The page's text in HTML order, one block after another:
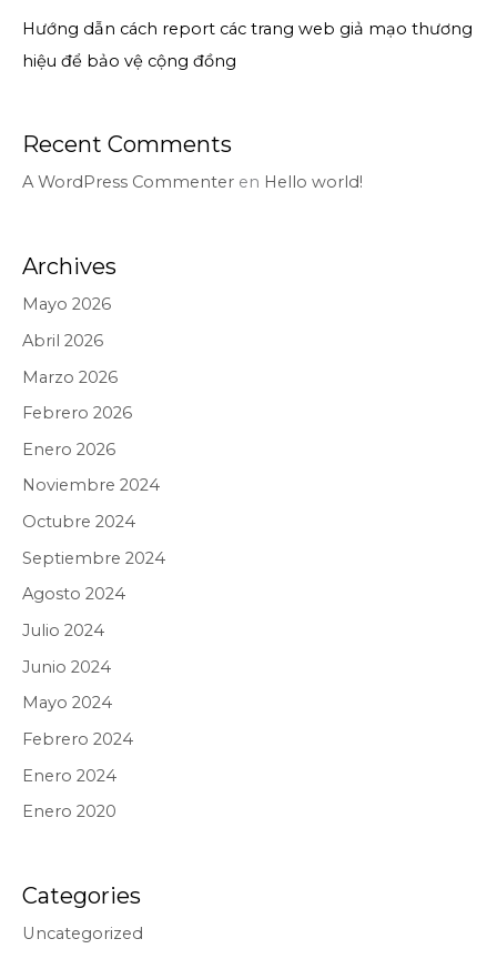
Hướng dẫn cách report các trang web giả mạo thương
hiệu để bảo vệ cộng đồng
Recent Comments
A WordPress Commenter en Hello world!
Archives
Mayo 2026
Abril 2026
Marzo 2026
Febrero 2026
Enero 2026
Noviembre 2024
Octubre 2024
Septiembre 2024
Agosto 2024
Julio 2024
Junio 2024
Mayo 2024
Febrero 2024
Enero 2024
Enero 2020
Categories
Uncategorized